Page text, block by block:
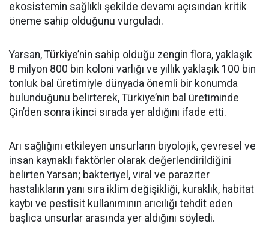
ekosistemin sağlıklı şekilde devamı açısından kritik
öneme sahip olduğunu vurguladı.
Yarsan, Türkiye’nin sahip olduğu zengin flora, yaklaşık
8 milyon 800 bin koloni varlığı ve yıllık yaklaşık 100 bin
tonluk bal üretimiyle dünyada önemli bir konumda
bulunduğunu belirterek, Türkiye’nin bal üretiminde
Çin’den sonra ikinci sırada yer aldığını ifade etti.
Arı sağlığını etkileyen unsurların biyolojik, çevresel ve
insan kaynaklı faktörler olarak değerlendirildiğini
belirten Yarsan; bakteriyel, viral ve paraziter
hastalıkların yanı sıra iklim değişikliği, kuraklık, habitat
kaybı ve pestisit kullanımının arıcılığı tehdit eden
başlıca unsurlar arasında yer aldığını söyledi.